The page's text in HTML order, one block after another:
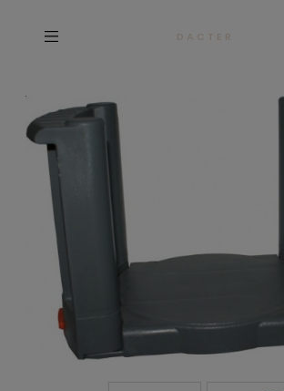
D A C T E R